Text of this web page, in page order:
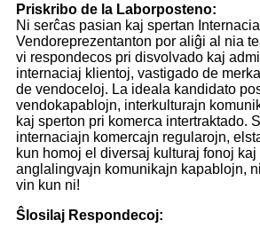
Priskribo de la Laborposteno:
Ni serĉas pasian kaj spertan
Vendoreprezentanton por aliĝi al nia
vi respondecos pri disvolvado kaj
internaciaj klientoj, vastigado de
de vendoceloj. La ideala kandidato
vendokapablojn, interkulturajn
kaj sperton pri komerca intertraktado.
internaciajn komercajn regularojn,
kun homoj el diversaj kulturaj fonoj
anglalingvajn komunikajn kapablojn,
vin kun ni!
Ŝlosilaj Respondecoj: